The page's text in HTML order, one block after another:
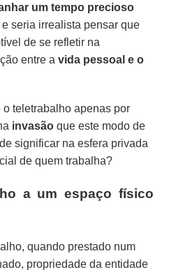
um tempo precioso
seria irrealista pensar que
de se refletir na
entre avida pessoal e o
o teletrabalho apenas por
invasão que este modo de
significar na esfera privada
de quem trabalha?
a um espaço físico
quando prestado num
propriedade da entidade